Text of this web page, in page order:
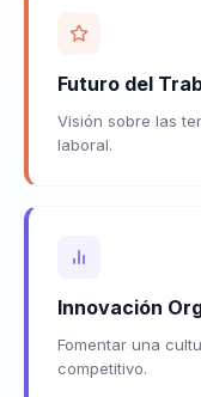
Futuro del
Visión sobre las
laboral.
Innovación
Fomentar una
competitivo.